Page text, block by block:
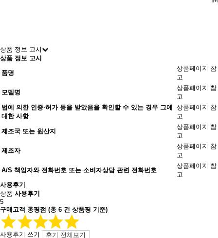
상품 정보 고시
상품 정보 고시
품명
상품페이지 참
고
모델명
상품페이지 참
고
법에 의한 인증·허가 등을 받았음을 확인할 수 있는 경우 그에
대한 사항
상품페이지 참
고
제조국 또는 원산지
상품페이지 참
고
제조자
상품페이지 참
고
A/S 책임자와 전화번호 또는 소비자상담 관련 전화번호
상품페이지 참
고
사용후기
상품 사용후기
5
구매고객 총평점 (총 6 건 상품평 기준)
사용후기 쓰기 후기 전체보기